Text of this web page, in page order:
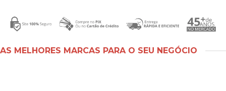
AS MELHORES MARCAS PARA O SEU NEGÓCIO